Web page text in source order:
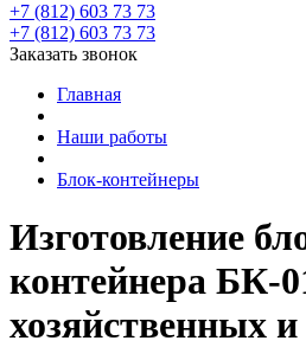
+7 (812) 603 73 73
+7 (812) 603 73 73
Заказать звонок
Главная
Наши работы
Блок-контейнеры
Изготовление
контейнера БК-
хозяйственных